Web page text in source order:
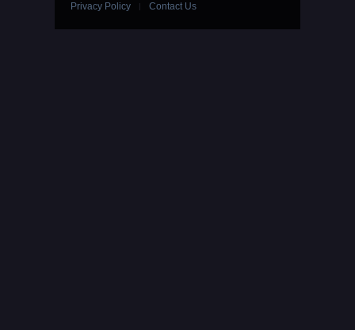
Privacy Policy Contact Us